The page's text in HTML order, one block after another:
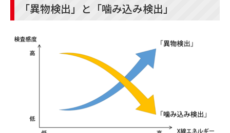
「異物検出」と「噛み込み検出」